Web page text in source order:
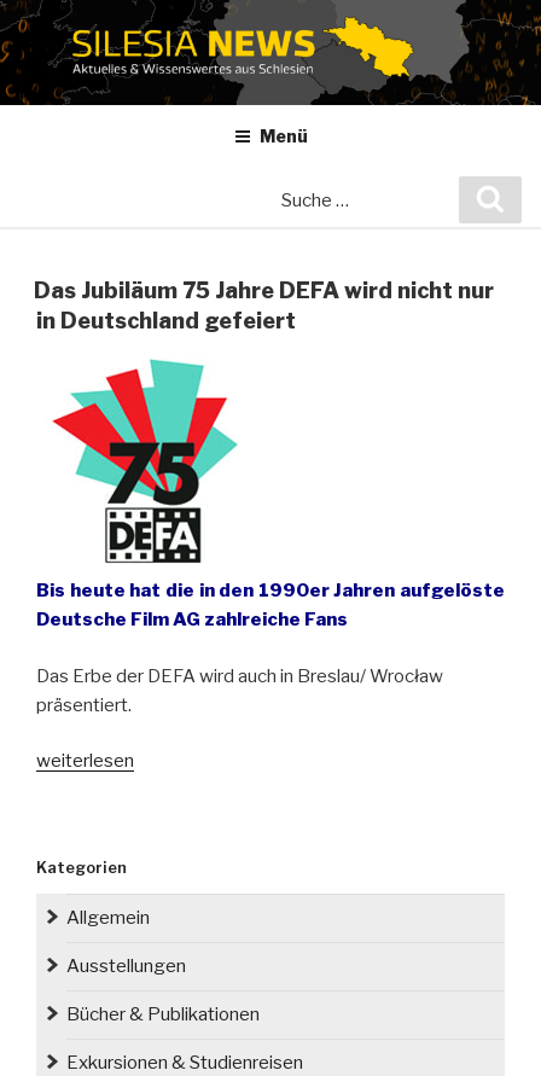
Zum
Inhalt
springen
Menü
Das Jubiläum 75 Jahre DEFA wird nicht nur
in Deutschland gefeiert
Bis heute hat die in den 1990er Jahren aufgelöste
Deutsche Film AG zahlreiche Fans
Das Erbe der DEFA wird auch in Breslau/ Wrocław
präsentiert.
„Das
DEFA
wird
nur
Deutschland
gefeiert“
weiterlesen
Kategorien
Allgemein
Ausstellungen
Bücher & Publikationen
Exkursionen & Studienreisen